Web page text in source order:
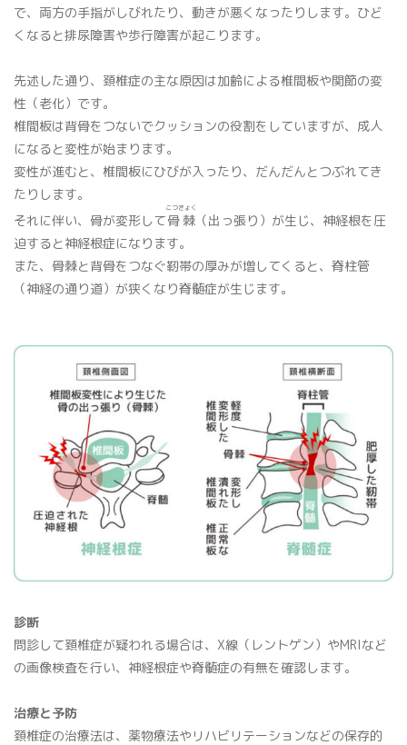
で、両方の手指がしびれたり、動きが悪くなったりします。ひど
くなると排尿障害や歩行障害が起こります。
先述した通り、頚椎症の主な原因は加齢による椎間板や関節の変
性（老化）です。
椎間板は背骨をつないでクッションの役割をしていますが、成人
になると変性が始まります。
変性が進むと、椎間板にひびが入ったり、だんだんとつぶれてき
たりします。
それに伴い、骨が変形して骨棘
こつきょく
（出っ張り）が生じ、神経根を圧
迫すると神経根症になります。
また、骨棘と背骨をつなぐ靭帯の厚みが増してくると、脊柱管
（神経の通り道）が狭くなり脊髄症が生じます。
診断
問診して頚椎症が疑われる場合は、X線（レントゲン）やMRIなど
の画像検査を行い、神経根症や脊髄症の有無を確認します。
治療と予防
頚椎症の治療法は、薬物療法やリハビリテーションなどの保存的